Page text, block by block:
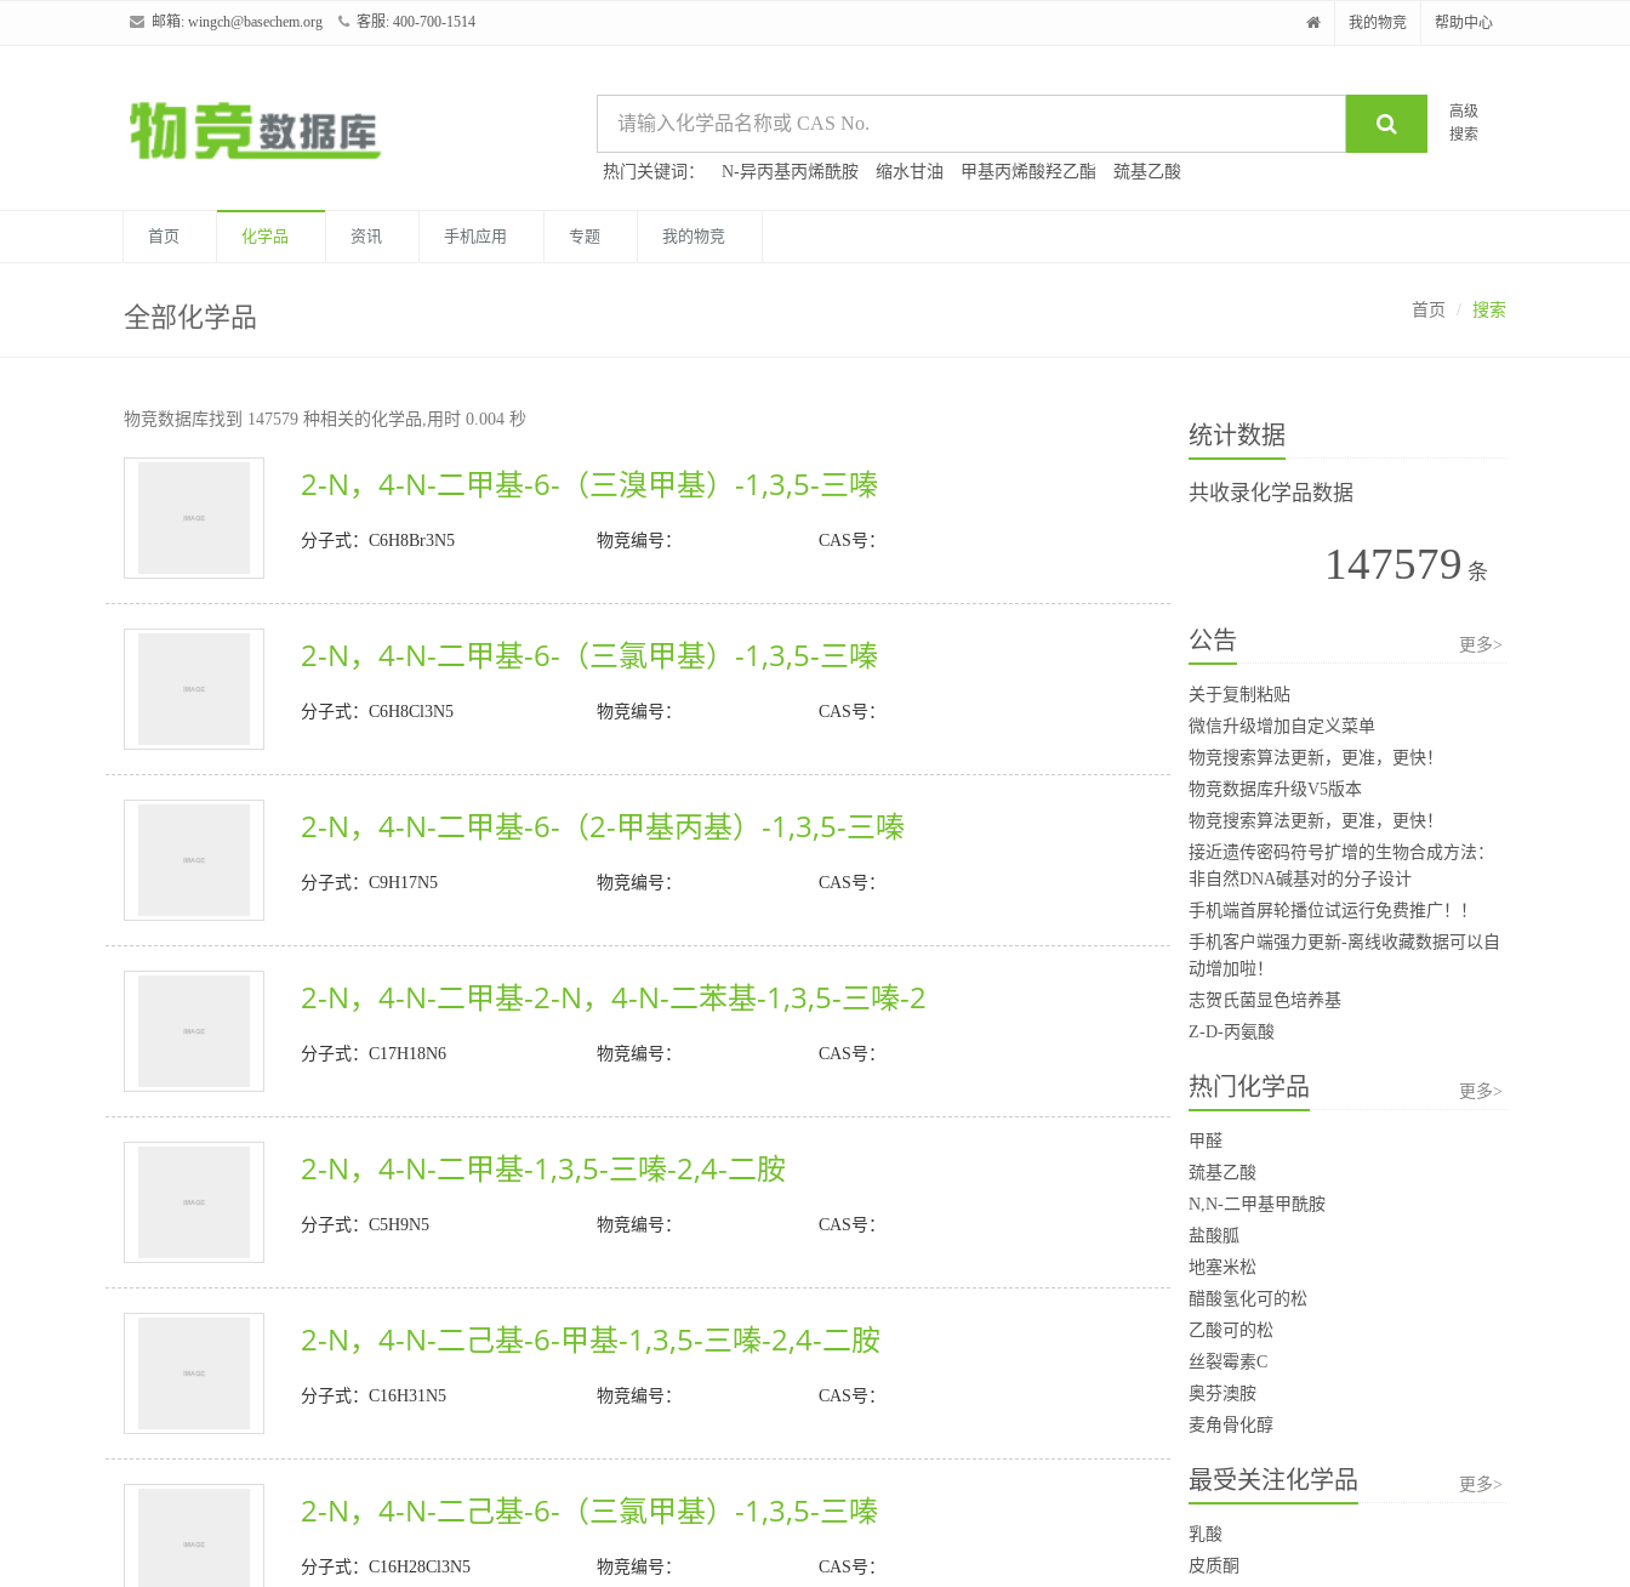
邮箱: wingch@basechem.org 客服: 400-700-1514 我的物竞 帮助中心
高级
搜索
热门关键词： N-异丙基丙烯酰胺 缩水甘油 甲基丙烯酸羟乙酯 巯基乙酸
首页 化学品 资讯 手机应用 专题 我的物竞
全部化学品 首页 搜索
物竞数据库找到 147579 种相关的化学品,用时 0.004 秒
2-N，4-N-二甲基-6-（三溴甲基）-1,3,5-三嗪
分子式：C6H8Br3N5 物竞编号： CAS号：
2-N，4-N-二甲基-6-（三氯甲基）-1,3,5-三嗪
分子式：C6H8Cl3N5 物竞编号： CAS号：
2-N，4-N-二甲基-6-（2-甲基丙基）-1,3,5-三嗪
分子式：C9H17N5 物竞编号： CAS号：
2-N，4-N-二甲基-2-N，4-N-二苯基-1,3,5-三嗪-2
分子式：C17H18N6 物竞编号： CAS号：
2-N，4-N-二甲基-1,3,5-三嗪-2,4-二胺
分子式：C5H9N5 物竞编号： CAS号：
2-N，4-N-二己基-6-甲基-1,3,5-三嗪-2,4-二胺
分子式：C16H31N5 物竞编号： CAS号：
2-N，4-N-二己基-6-（三氯甲基）-1,3,5-三嗪
分子式：C16H28Cl3N5 物竞编号： CAS号：
统计数据
共收录化学品数据
147579 条
公告 更多>
关于复制粘贴
微信升级增加自定义菜单
物竞搜索算法更新，更准，更快！
物竞数据库升级V5版本
物竞搜索算法更新，更准，更快！
接近遗传密码符号扩增的生物合成方法：
非自然DNA碱基对的分子设计
手机端首屏轮播位试运行免费推广！！
手机客户端强力更新-离线收藏数据可以自
动增加啦！
志贺氏菌显色培养基
Z-D-丙氨酸
热门化学品 更多>
甲醛
巯基乙酸
N,N-二甲基甲酰胺
盐酸胍
地塞米松
醋酸氢化可的松
乙酸可的松
丝裂霉素C
奥芬澳胺
麦角骨化醇
最受关注化学品 更多>
乳酸
皮质酮